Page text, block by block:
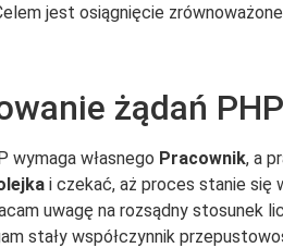
jest osiągnięcie
żądań
wymaga własnego Pracownik, a
i czekać, aż proces stanie się
uwagę na rozsądny stosunek
stały współczynnik